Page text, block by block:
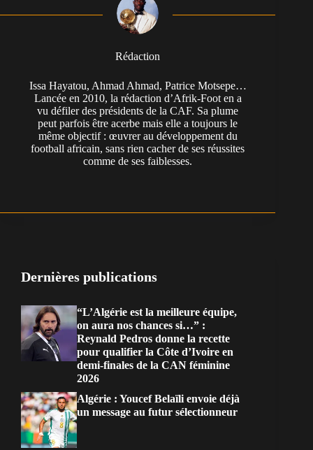
Rédaction
Issa Hayatou, Ahmad Ahmad, Patrice Motsepe…
Lancée en 2010, la rédaction d’Afrik-Foot en a
vu défiler des présidents de la CAF. Sa plume
peut parfois être acerbe mais elle a toujours le
même objectif : œuvrer au développement du
football africain, sans rien cacher de ses réussites
comme de ses faiblesses.
Dernières publications
“L’Algérie est la meilleure équipe,
on aura nos chances si…” :
Reynald Pedros donne la recette
pour qualifier la Côte d’Ivoire en
demi-finales de la CAN féminine
2026
Algérie : Youcef Belaïli envoie déjà
un message au futur sélectionneur